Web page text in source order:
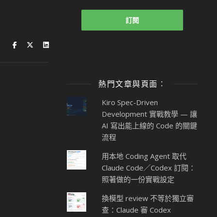
熱門文章與頁面︰
Kiro Spec-Driven
Development 實戰教學 — 讓
AI 寫出能上線的 Code 的關鍵
流程
用本地 Coding Agent 取代
Claude Code／Codex 訂閱：
照著做的一份實戰設定
換模型 review 不等於獨立審
查：Claude 審 Codex